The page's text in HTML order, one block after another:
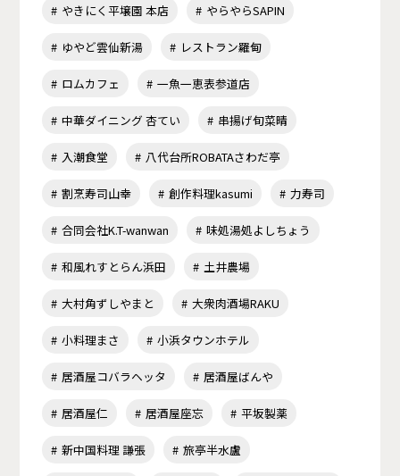
やきにく平壌園 本店 やらやらSAPIN
ゆやど雲仙新湯 レストラン羅甸
ロムカフェ 一魚一恵表参道店
中華ダイニング 杏てい 串揚げ旬菜晴
入潮食堂 八代台所ROBATAさわだ亭
割烹寿司山幸 創作料理kasumi 力寿司
合同会社K.T-wanwan 味処湯処よしちょう
和風れすとらん浜田 土井農場
大村角ずしやまと 大衆肉酒場RAKU
小料理まさ 小浜タウンホテル
居酒屋コバラヘッタ 居酒屋ばんや
居酒屋仁 居酒屋座忘 平坂製薬
新中国料理 謙張 旅亭半水盧